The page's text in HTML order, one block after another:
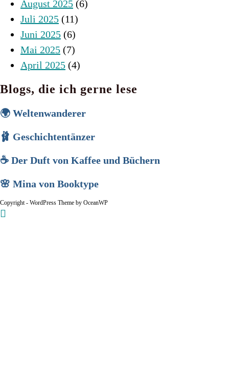
August 2025 (6)
Juli 2025 (11)
Juni 2025 (6)
Mai 2025 (7)
April 2025 (4)
Blogs, die ich gerne lese
🌍 Weltenwanderer
🩰 Geschichtentänzer
☕ Der Duft von Kaffee und Büchern
🌸 Mina von Booktype
Copyright - WordPress Theme by OceanWP